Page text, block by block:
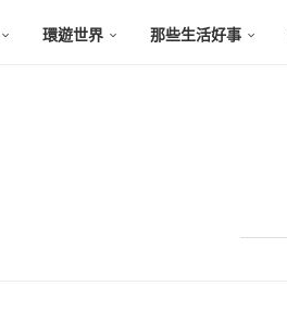
環遊世界 那些生活好事